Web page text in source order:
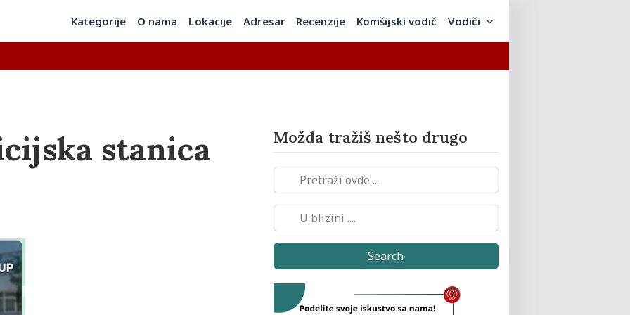
Kategorije O nama Lokacije Adresar Recenzije Komšijski vodič Vodiči
stanica Možda tražiš nešto drugo
Search